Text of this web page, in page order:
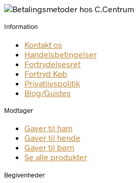
Information
Kontakt os
Handelsbetingelser
Fortrydelsesret
Fortryd Køb
Privatlivspolitik
Blog/Guides
Modtager
Gaver til ham
Gaver til hende
Gaver til børn
Se alle produkter
Begivenheder